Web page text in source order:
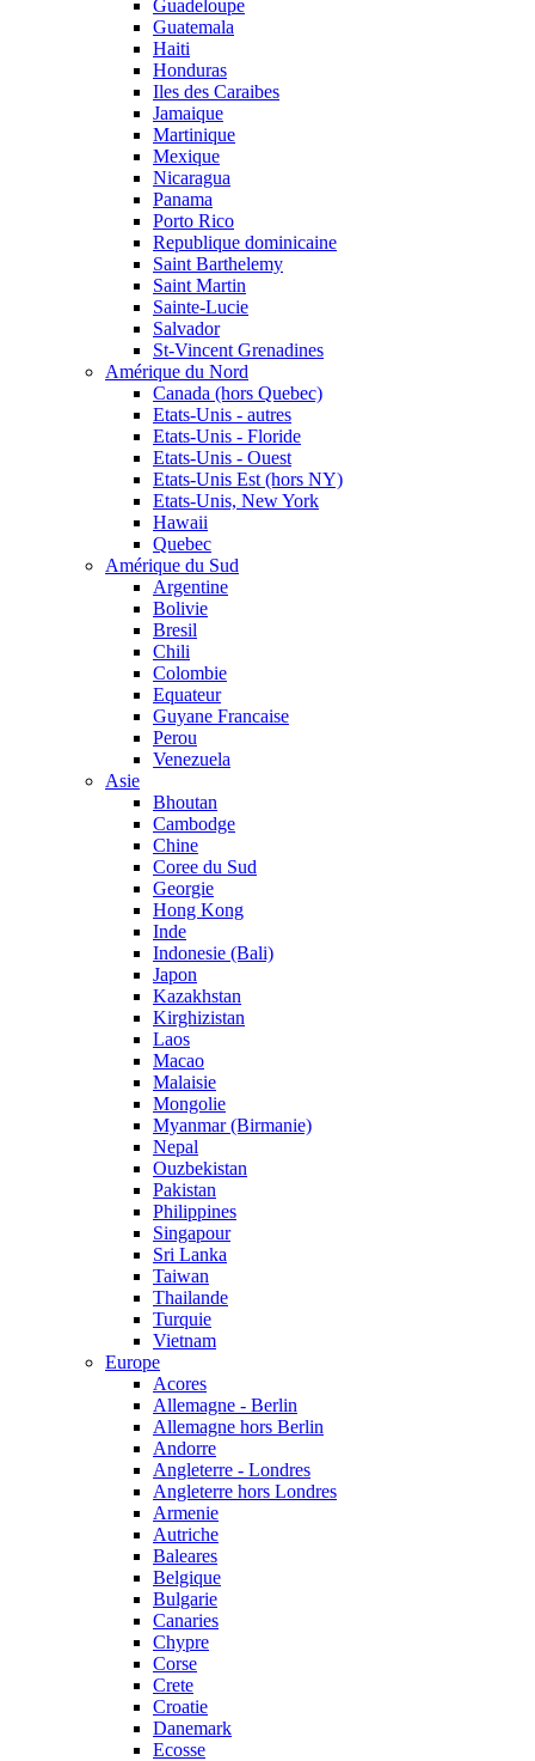
Guadeloupe
Guatemala
Haiti
Honduras
Iles des Caraibes
Jamaique
Martinique
Mexique
Nicaragua
Panama
Porto Rico
Republique dominicaine
Saint Barthelemy
Saint Martin
Sainte-Lucie
Salvador
St-Vincent Grenadines
Amérique du Nord
Canada (hors Quebec)
Etats-Unis - autres
Etats-Unis - Floride
Etats-Unis - Ouest
Etats-Unis Est (hors NY)
Etats-Unis, New York
Hawaii
Quebec
Amérique du Sud
Argentine
Bolivie
Bresil
Chili
Colombie
Equateur
Guyane Francaise
Perou
Venezuela
Asie
Bhoutan
Cambodge
Chine
Coree du Sud
Georgie
Hong Kong
Inde
Indonesie (Bali)
Japon
Kazakhstan
Kirghizistan
Laos
Macao
Malaisie
Mongolie
Myanmar (Birmanie)
Nepal
Ouzbekistan
Pakistan
Philippines
Singapour
Sri Lanka
Taiwan
Thailande
Turquie
Vietnam
Europe
Acores
Allemagne - Berlin
Allemagne hors Berlin
Andorre
Angleterre - Londres
Angleterre hors Londres
Armenie
Autriche
Baleares
Belgique
Bulgarie
Canaries
Chypre
Corse
Crete
Croatie
Danemark
Ecosse